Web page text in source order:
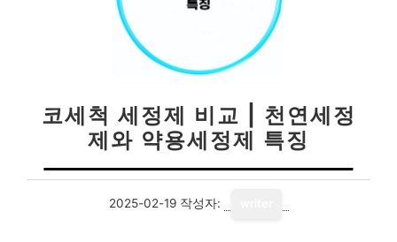
코세척 세정제 비교 | 천연세정
제와 약용세정제 특징
2025-02-19 작성자: